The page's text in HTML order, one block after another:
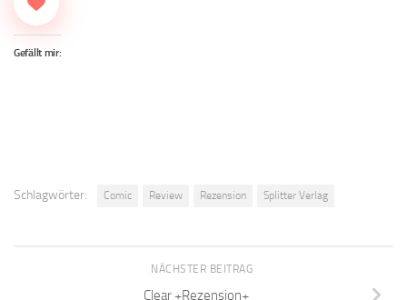
Gefällt mir:
Schlagwörter: Comic Review Rezension Splitter Verlag
NÄCHSTER BEITRAG
Clear +Rezension+